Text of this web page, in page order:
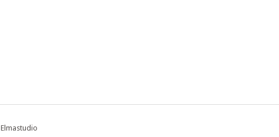
Elmastudio